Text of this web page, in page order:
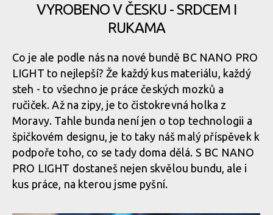
Nová funkční bunda BC
NANO PRO LIGHT -
spolehlivý parťák pro
každého bikera
Nová funkční bunda BC
NANO PRO LIGHT -
spolehlivý parťák pro
každého bikera
Nová funkční bunda BC NANO
PRO LIGHT - spolehlivý parťák
pro každého bikera
Nová funkční bunda BC NANO
PRO LIGHT - spolehlivý parťák
pro každého bikera
Nová funkční bunda BC NANO PRO LIGHT - spolehlivý parťák
Nová funkční bunda BC NANO PRO LIGHT - spolehlivý parťák
pro každého bikera
Nová funkční bunda BC NANO PRO LIGHT - spolehlivý parťák
pro každého bikera
VYROBENO V ČESKU - SRDCEM I
RUKAMA
Co je ale podle nás na nové bundě BC NANO PRO
LIGHT to nejlepší? Že každý kus materiálu, každý
steh - to všechno je práce českých mozků a
ručiček. Až na zipy, je to čistokrevná holka z
Moravy. Tahle bunda není jen o top technologii a
špičkovém designu, je to taky náš malý příspěvek k
podpoře toho, co se tady doma dělá. S BC NANO
PRO LIGHT dostaneš nejen skvělou bundu, ale i
kus práce, na kterou jsme pyšní.